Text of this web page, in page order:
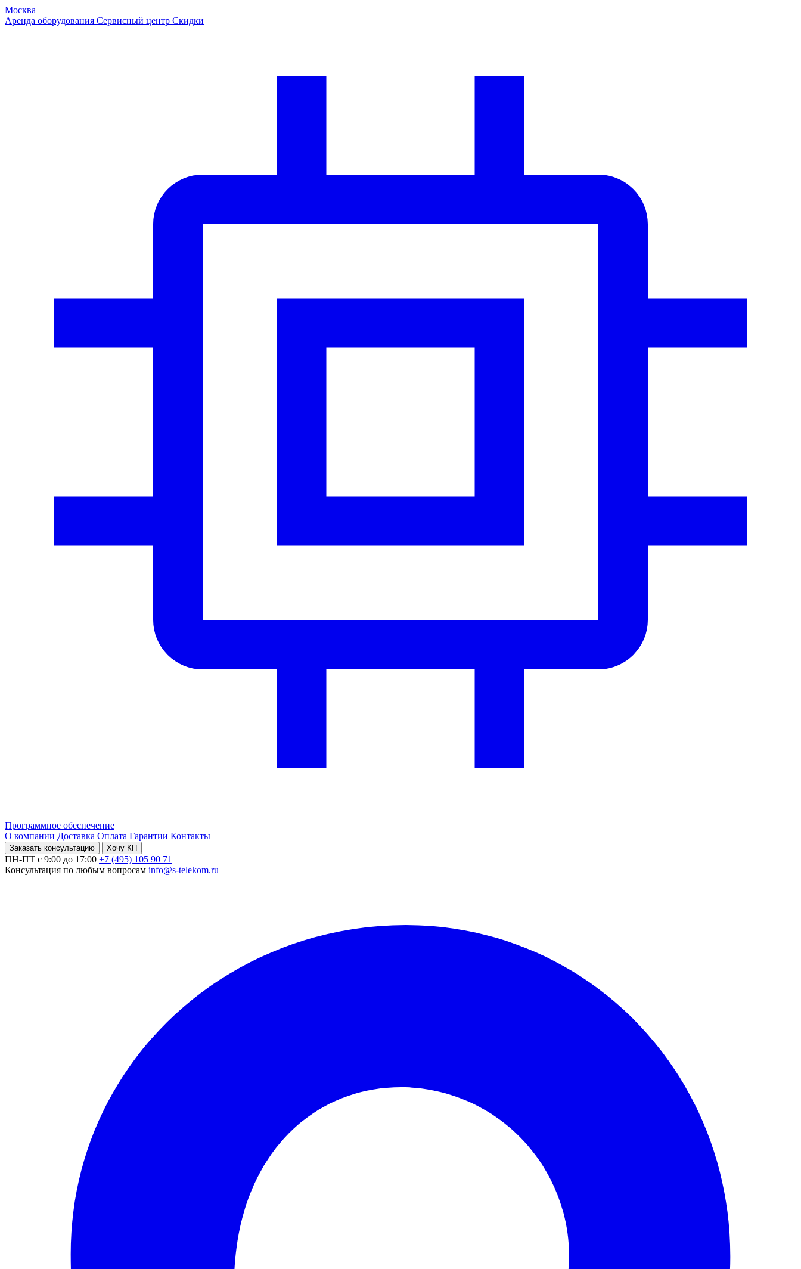
Москва
Аренда оборудования Сервисный центр Скидки
Программное обеспечение
О компании Доставка Оплата Гарантии Контакты
Заказать консультацию Хочу КП
ПН-ПТ с 9:00 до 17:00 +7 (495) 105 90 71
Консультация по любым вопросам info@s-telekom.ru